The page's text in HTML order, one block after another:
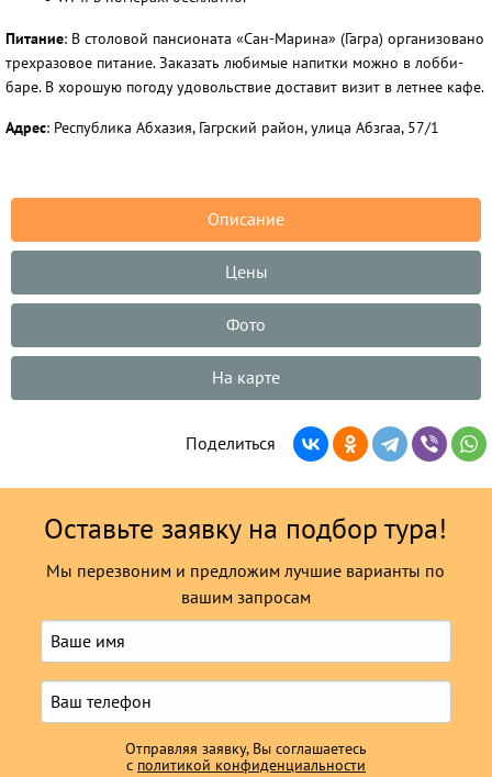
Питание: В столовой пансионата «Сан-Марина» (Гагра) организовано
трехразовое питание. Заказать любимые напитки можно в лобби-
баре. В хорошую погоду удовольствие доставит визит в летнее кафе.
Адрес: Республика Абхазия, Гагрский район, улица Абзгаа, 57/1
Описание
Цены
Фото
На карте
Поделиться
Оставьте заявку на подбор тура!
Мы перезвоним и предложим лучшие варианты по
вашим запросам
Отправляя заявку, Вы соглашаетесь
с политикой конфиденциальности